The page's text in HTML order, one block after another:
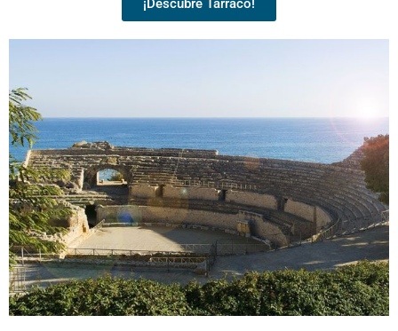
¡Descubre Tarraco!